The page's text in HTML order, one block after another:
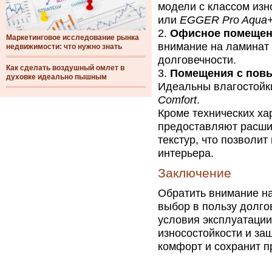
Маркетинговое исследование рынка
недвижимости: что нужно знать
Как сделать воздушный омлет в
духовке идеально пышным
модели с классом
или EGGER Pro
Офисное
внимание на ламинат
долговечности.
Помещения с
Идеальны
Comfort.
Кроме технических
предоставляют
текстур, что
интерьера.
Заключение
Обратить внимание
выбор в пользу
условия
износостойкости и
комфорт и сохранит